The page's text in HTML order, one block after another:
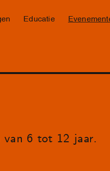
Educatie
van 6 tot 12 jaar.